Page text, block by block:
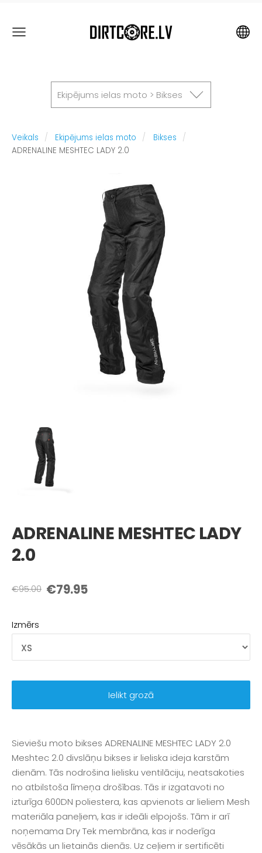
Ekipējums ielas moto > Bikses
Veikals Ekipējums ielas moto
Bikses
ADRENALINE MESHTEC LADY 2.0
ADRENALINE MESHTEC LADY
2.0
€95.00 €79.95
Izmērs
Ielikt grozā
Sieviešu moto bikses ADRENALINE MESHTEC LADY 2.0
Meshtec 2.0 divslāņu bikses ir lieliska ideja karstām
dienām. Tās nodrošina lielisku ventilāciju, neatsakoties
no atbilstoša līmeņa drošības. Tās ir izgatavoti no
izturīga 600DN poliestera, kas apvienots ar lieliem Mesh
materiāla paneļiem, kas ir ideāli elpojošs. Tām ir arī
noņemama Dry Tek membrāna, kas ir noderīga
vēsākās un lietainās dienās. Uz ceļiem ir sertificēti